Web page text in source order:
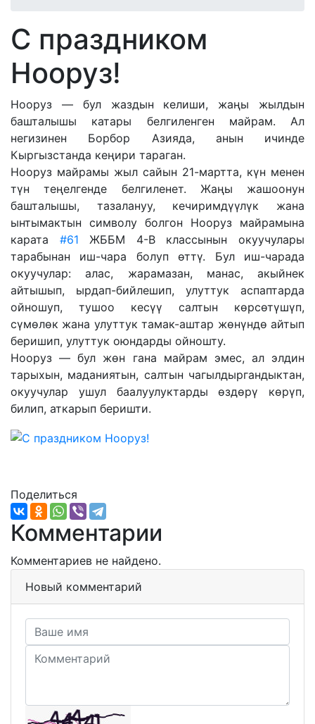
С праздником
Нооруз!
Нооруз — бул жаздын келиши, жаңы жылдын
башталышы катары белгиленген майрам. Ал
негизинен Борбор Азияда, анын ичинде
Кыргызстанда кеңири тараган.
Нооруз майрамы жыл сайын 21-мартта, күн менен
түн теңелгенде белгиленет. Жаңы жашоонун
башталышы, тазалануу, кечиримдүүлүк жана
ынтымактын символу болгон Нооруз майрамына
карата #61 ЖББМ 4-В классынын окуучулары
тарабынан иш-чара болуп өттү. Бул иш-чарада
окуучулар: алас, жарамазан, манас, акыйнек
айтышып, ырдап-бийлешип, улуттук аспаптарда
ойношуп, тушоо кесүү салтын көрсөтүшүп,
сүмөлөк жана улуттук тамак-аштар жөнүндө айтып
беришип, улуттук оюндарды ойношту.
Нооруз — бул жөн гана майрам эмес, ал элдин
тарыхын, маданиятын, салтын чагылдыргандыктан,
окуучулар ушул баалуулуктарды өздөрү көрүп,
билип, аткарып беришти.
Поделиться
Комментарии
Комментариев не найдено.
Новый комментарий